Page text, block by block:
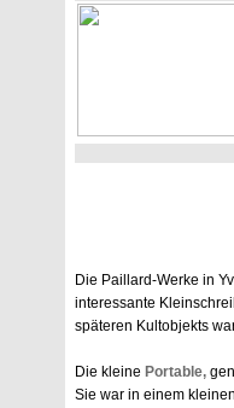
Die Paillard-Werke in
interessante
späteren Kultobjekts
Die kleine Portable,
Sie war in einem